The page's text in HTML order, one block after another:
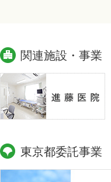
関連施設・事業
東京都委託事業